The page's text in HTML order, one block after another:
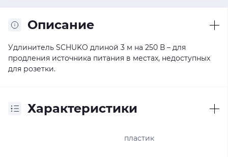
Описание
Удлинитель SCHUKO длиной 3 м на 250 В – для
продления источника питания в местах, недоступных
для розетки.
Характеристики
пластик